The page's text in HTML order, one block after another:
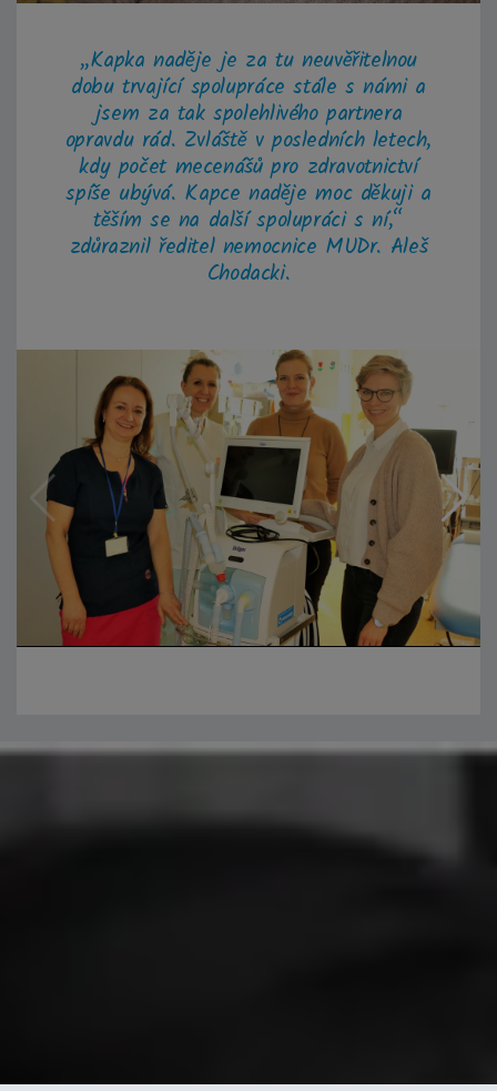
„Kapka naděje je za tu neuvěřitelnou
dobu trvající spolupráce stále s námi a
jsem za tak spolehlivého partnera
opravdu rád. Zvláště v posledních letech,
kdy počet mecenášů pro zdravotnictví
spíše ubývá. Kapce naděje moc děkuji a
těším se na další spolupráci s ní,“
zdůraznil ředitel nemocnice MUDr. Aleš
Chodacki.